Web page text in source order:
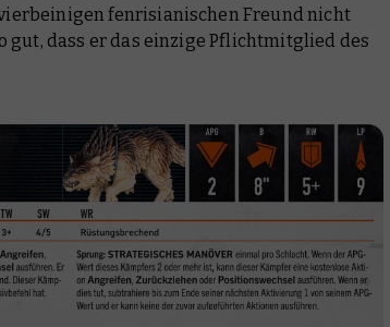
fenrisianischen Freund nicht
gut, dass er das einzige Pflichtmitglied des